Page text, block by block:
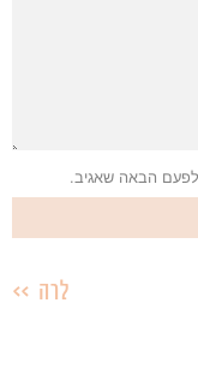
הבאה שאגיב.
לרה